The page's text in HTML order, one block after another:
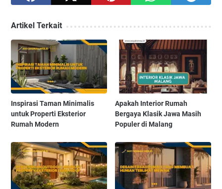
Artikel Terkait
Inspirasi Taman Minimalis
untuk Properti Eksterior
Rumah Modern
Apakah Interior Rumah
Bergaya Klasik Jawa Masih
Populer di Malang